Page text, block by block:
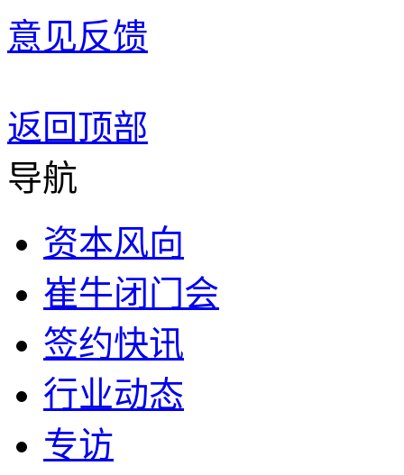
意见反馈
返回顶部
导航
资本风向
崔牛闭门会
签约快讯
行业动态
专访